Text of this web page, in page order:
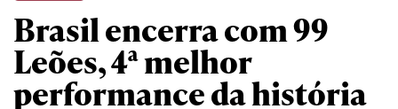
Brand
Experience &
Activation
Creative B2B
Direct
Wellness
Industry
Craft
Social &
Creator
Sustainable
Development
Prêmios
Especiais
Audio & Radio
Strategy
Design
Glass
PR
Publishing
Brasil encerra com 99
Leões, 4ª melhor
performance da história